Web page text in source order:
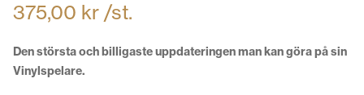
375,00 kr /st.
Den största och billigaste uppdateringen man kan göra på sin
Vinylspelare.